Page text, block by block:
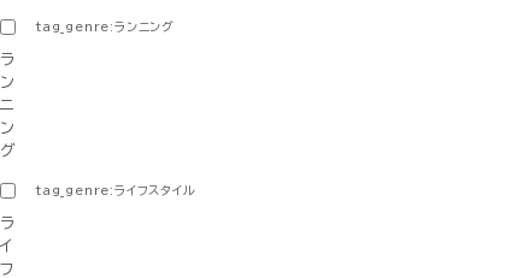
tag_genre:ランニング
ラ
ン
ニ
ン
グ
tag_genre:ライフスタイル
ラ
イ
フ